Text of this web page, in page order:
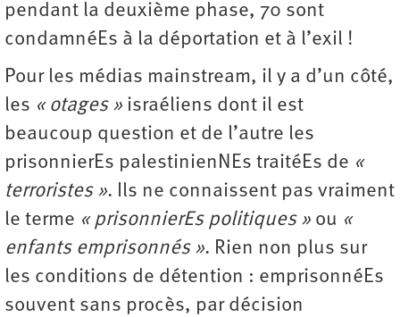
pendant la deuxième phase, 70 sont
condamnéEs à la déportation et à l’exil !
Pour les médias mainstream, il y a d’un côté,
les « otages » israéliens dont il est
beaucoup question et de l’autre les
prisonnierEs palestinienNEs traitéEs de «
terroristes ». Ils ne connaissent pas vraiment
le terme « prisonnierEs politiques » ou «
enfants emprisonnés ». Rien non plus sur
les conditions de détention : emprisonnéEs
souvent sans procès, par décision